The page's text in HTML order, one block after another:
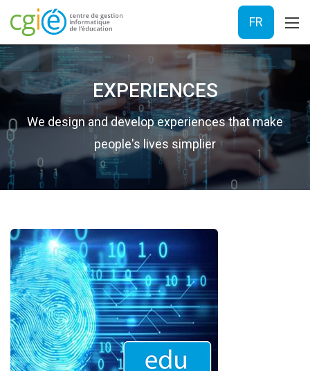
FR
EXPERIENCES
We design and develop experiences that make
people's lives simplier